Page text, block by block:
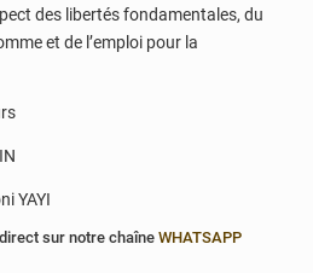
des libertés fondamentales, du
et de l’emploi pour la
YAYI
sur notre chaîne WHATSAPP